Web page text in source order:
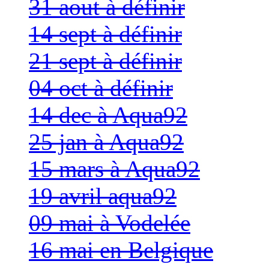
31 aout à définir
14 sept à définir
21 sept à définir
04 oct à définir
14 dec à Aqua92
25 jan à Aqua92
15 mars à Aqua92
19 avril aqua92
09 mai à Vodelée
16 mai en Belgique